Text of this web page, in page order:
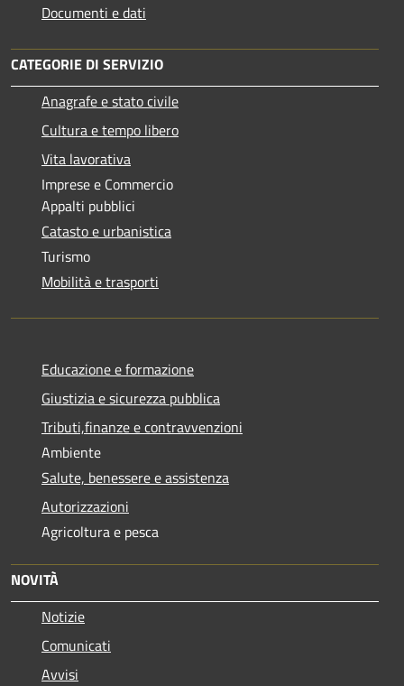
Documenti e dati
CATEGORIE DI SERVIZIO
Anagrafe e stato civile
Cultura e tempo libero
Vita lavorativa
Imprese e Commercio
Appalti pubblici
Catasto e urbanistica
Turismo
Mobilità e trasporti
Educazione e formazione
Giustizia e sicurezza pubblica
Tributi,finanze e contravvenzioni
Ambiente
Salute, benessere e assistenza
Autorizzazioni
Agricoltura e pesca
NOVITÀ
Notizie
Comunicati
Avvisi